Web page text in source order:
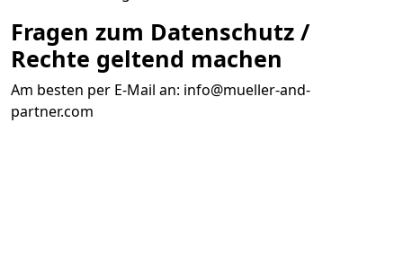
Fragen zum Datenschutz /
Rechte geltend machen
Am besten per E-Mail an: info@mueller-and-
partner.com